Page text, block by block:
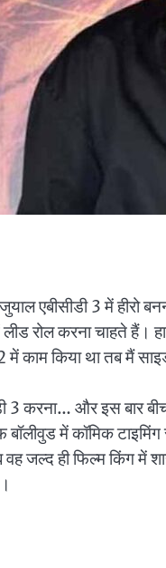
एबीसीडी 3 में
रोल करना चाहते हैं।
में काम किया था तब मैं
3 करना… और इस बार
में कॉमिक टाइमिंग
वह जल्द ही फिल्म किंग